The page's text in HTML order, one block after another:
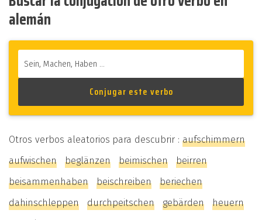
alemán
Otros verbos aleatorios para descubrir : aufschimmern
aufwischen
beglänzen beimischen
beirren
beisammenhaben
beischreiben
beriechen
dahinschleppen
durchpeitschen gebärden
heuern